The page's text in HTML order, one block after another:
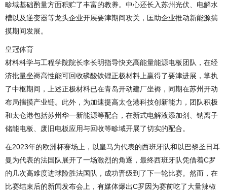
畛域基础酌量方面积贮了丰富的教养。中心还长入苏州光伏、电解水
槽以及逆变器等龙头企业开展要津期间攻关，匡助企业推动新能源揣
摸期间发展。
皇冠体育
材料科学与工程学院院长李长明指导快充高能量能源电板团队，在经
济批量坐褥高性能可回收磷酸铁锂正极材料上赢得了要津进展，掌执
了中枢期间，上述正极材料已在青岛开动建厂坐褥，同期在苏州开动
布局揣摸产业链。此外，为加速提高太仓港科技创新能力，团队积极
和太仓港包括苏州华一新能源等配合，在新式电解液添加剂、钠离子
储能电板、废旧电板应用与回收等畛域开展了切实的配合。
在2023年的欧洲杯赛场上，以皇马为代表的西班牙队和以巴黎圣日耳
曼为代表的法国队展开了一场激烈的角逐，最终西班牙队凭借着C罗
的几次高难度进球险胜法国队，成功晋级到了下一轮比赛。然而，在
比赛结束后的新闻发布会上，有媒体爆出C罗因为赛前吃了大量辣椒